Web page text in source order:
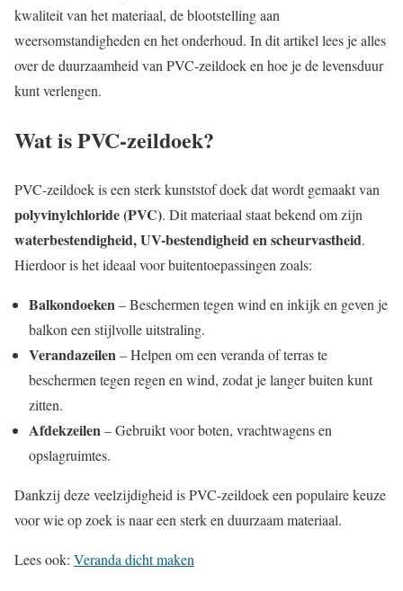
kwaliteit van het materiaal, de blootstelling aan
weersomstandigheden en het onderhoud. In dit artikel lees je alles
over de duurzaamheid van PVC-zeildoek en hoe je de levensduur
kunt verlengen.
Wat is PVC-zeildoek?
PVC-zeildoek is een sterk kunststof doek dat wordt gemaakt van
polyvinylchloride (PVC). Dit materiaal staat bekend om zijn
waterbestendigheid, UV-bestendigheid en scheurvastheid.
Hierdoor is het ideaal voor buitentoepassingen zoals:
Balkondoeken– Beschermen tegen wind en inkijk en geven je
balkon een stijlvolle uitstraling.
Verandazeilen– Helpen om een veranda of terras te
beschermen tegen regen en wind, zodat je langer buiten kunt
zitten.
Afdekzeilen– Gebruikt voor boten, vrachtwagens en
opslagruimtes.
Dankzij deze veelzijdigheid is PVC-zeildoek een populaire keuze
voor wie op zoek is naar een sterk en duurzaam materiaal.
Lees ook: Veranda dicht maken